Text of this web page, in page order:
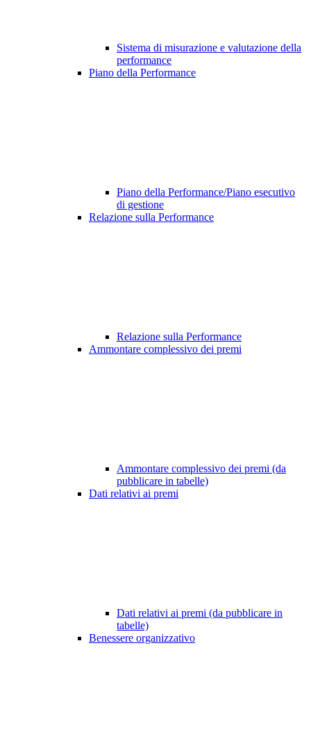
Sistema di misurazione e valutazione della
performance
Piano della Performance
Piano della Performance/Piano esecutivo
di gestione
Relazione sulla Performance
Relazione sulla Performance
Ammontare complessivo dei premi
Ammontare complessivo dei premi (da
pubblicare in tabelle)
Dati relativi ai premi
Dati relativi ai premi (da pubblicare in
tabelle)
Benessere organizzativo